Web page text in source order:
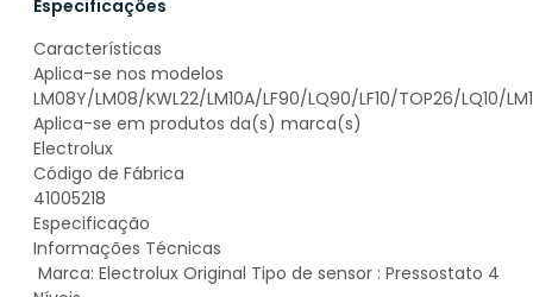
Especificações
Características
Aplica-se nos modelos
LM08Y/LM08/KWL22/LM10A/LF90/LQ90/LF10/TOP26/LQ10/
Aplica-se em produtos da(s) marca(s)
Electrolux
Código de Fábrica
41005218
Especificação
Informações Técnicas
Marca: Electrolux Original Tipo de sensor : Pressostato 4